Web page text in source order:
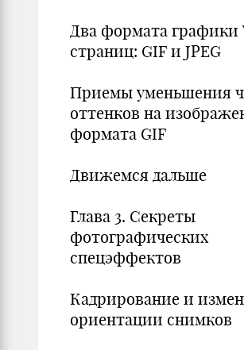
Два формата графики
страниц: GIF и JPEG
Приемы уменьшения
оттенков на
формата GIF
Движемся дальше
Глава 3. Секреты
фотографических
спецэффектов
Кадрирование и
ориентации снимков